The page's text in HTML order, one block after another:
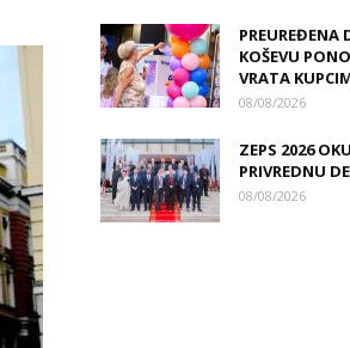
PREUREĐENA
KOŠEVU
VRATA
08/08/2026
ZEPS 2026
PRIVREDNU
08/08/2026